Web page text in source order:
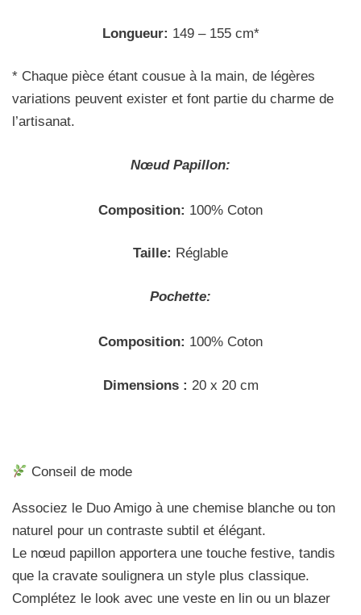
Longueur: 149 – 155 cm*
* Chaque pièce étant cousue à la main, de légères
variations peuvent exister et font partie du charme de
l’artisanat.
NœudPapillon:
Composition: 100% Coton
Taille: Réglable
Pochette:
Composition: 100% Coton
Dimensions : 20 x 20 cm
Conseil de mode
Associez le Duo Amigo à une chemise blanche ou ton
naturel pour un contraste subtil et élégant.
Le nœud papillon apportera une touche festive, tandis
que la cravate soulignera un style plus classique.
Complétez le look avec une veste en lin ou un blazer